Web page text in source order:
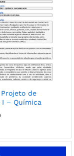
de
I – Química